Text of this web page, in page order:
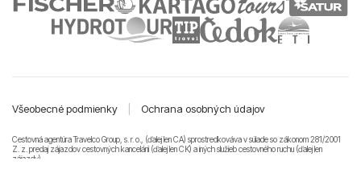
Všeobecné podmienky Ochrana osobných údajov
Cestovná agentúra Travelco Group, s. r. o., (ďalej len CA) sprostredkováva v súlade so zákonom 281/2001
Z. z. predaj zájazdov cestovných kancelárii (ďalej len CK) a iných služieb cestovného ruchu (ďalej len
zájazdy).